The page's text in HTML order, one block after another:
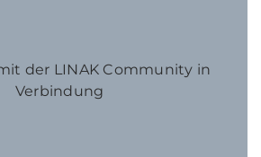
der LINAK Community in
Verbindung